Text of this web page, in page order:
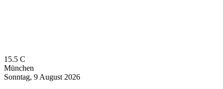
15.5 C
München
Sonntag, 9 August 2026